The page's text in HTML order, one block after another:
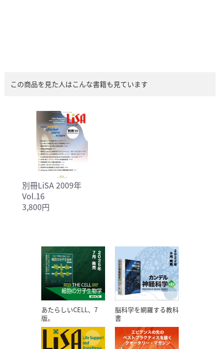
この商品を見た人はこんな書籍も見ています
別冊LiSA 2009年
Vol.16
3,800円
あたらしいCELL、7
版。
脳科学を網羅する教科
書